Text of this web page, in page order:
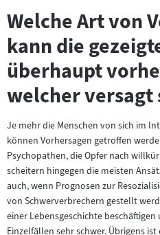
Welche Art von
kann die
überhaupt
welcher versagt
Je mehr die Menschen von sich im
können Vorhersagen getroffen
Psychopathen, die Opfer nach
scheitern hingegen die meisten
auch, wenn Prognosen zur
von Schwerverbrechern gestellt
einer Lebensgeschichte
Einzelfällen sehr schwer. Übrigens